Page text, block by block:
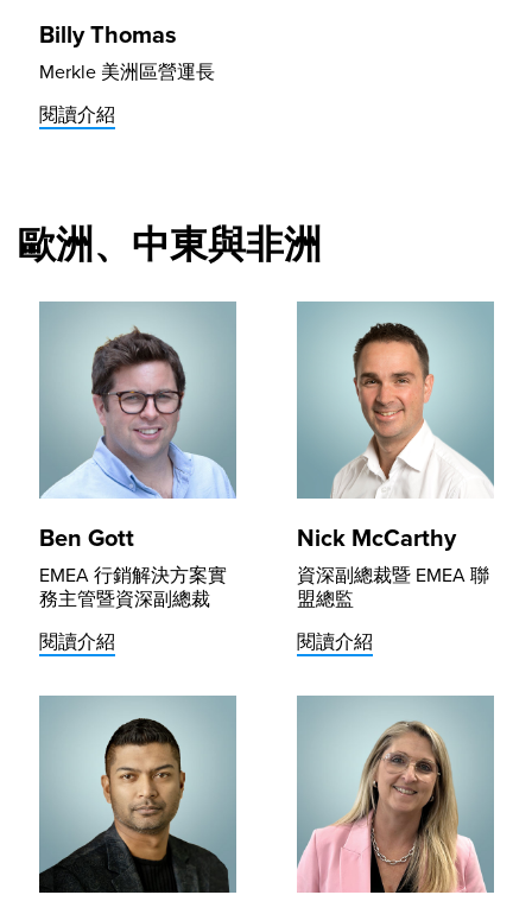
Billy Thomas
Merkle 美洲區營運長
閱讀介紹
歐洲、中東與非洲
Ben Gott
EMEA 行銷解決方案實
務主管暨資深副總裁
閱讀介紹
Nick McCarthy
資深副總裁暨 EMEA 聯
盟總監
閱讀介紹